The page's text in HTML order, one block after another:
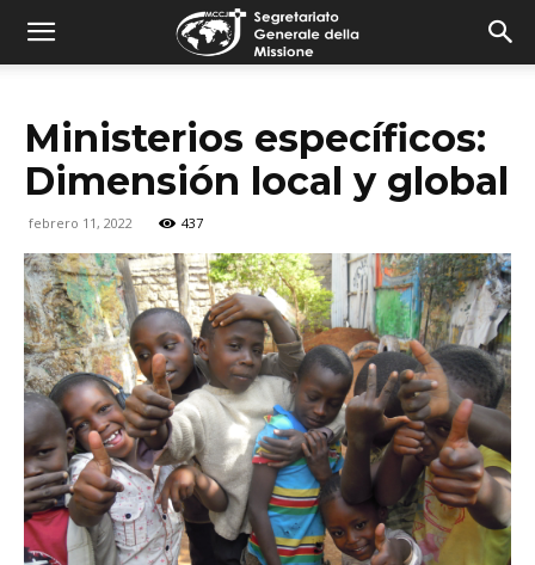
combonimission.net
Ministerios específicos:
Dimensión local y global
febrero 11, 2022 437